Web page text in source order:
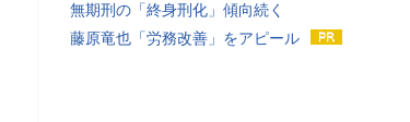
無期刑の「終身刑化」傾向続く
藤原竜也「労務改善」をアピール